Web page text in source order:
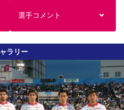
選手コメント
ラリー